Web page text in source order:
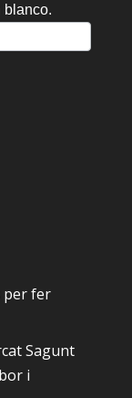
blanco.
per fer
Sagunt
i